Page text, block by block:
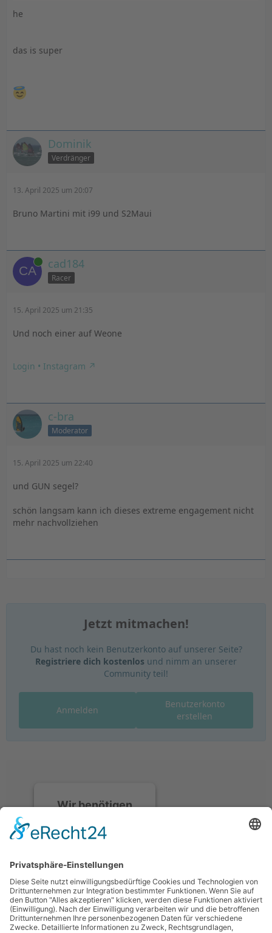
he
das is super
Dominik
Verdränger
13. April 2025 um 20:07
Bruno Martini mit i99 und S2Maui
Online cad184
Racer
15. April 2025 um 21:35
Und noch einer auf Weone
Login • Instagram
c-bra
Moderator
15. April 2025 um 22:40
und GUN segel?
schön langsam kann ich dieses extreme engagement nicht
mehr nachvollziehen
Jetzt mitmachen!
Du hast noch kein Benutzerkonto auf unserer Seite?
Registriere dich kostenlos und nimm an unserer
Community teil!
Benutzerkonto
erstellen
Anmelden
Wir benötigen
Zustimmung, um
Service zu laden!
Wir verwenden
Discord, um Inhalte
einzubetten. Dieser
Service kann Daten zu